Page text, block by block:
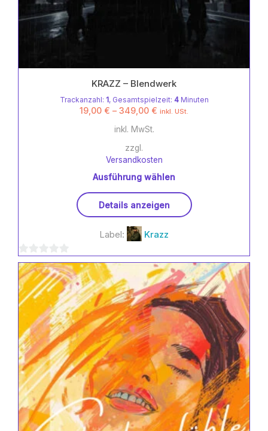
KRAZZ – Blendwerk
Trackanzahl: 1, Gesamtspielzeit: 4Minuten
19,00 € – 349,00 € inkl. USt.
inkl. MwSt.
zzgl.
Versandkosten
Ausführung wählen
Produkt
weist
mehrere
auf.
Die
Optionen
können
auf
der
Produktseite
gewählt
werden
Details anzeigen
Label: Krazz
0
von
5